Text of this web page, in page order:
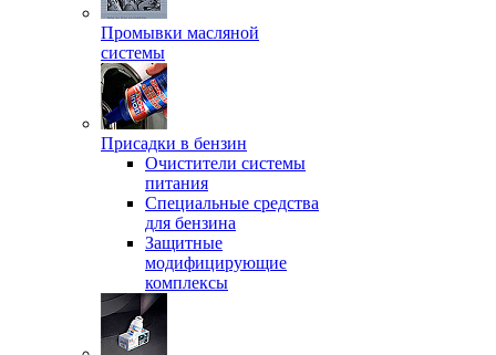
Промывки масляной
системы
Присадки в бензин
Очистители системы
питания
Специальные срeдства
для бензина
Защитные
модифицирующие
комплексы